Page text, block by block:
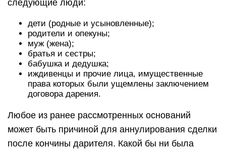
следующие люди:
дети (родные и усыновленные);
родители и опекуны;
муж (жена);
братья и сестры;
бабушка и дедушка;
иждивенцы и прочие лица, имущественные
права которых были ущемлены заключением
договора дарения.
Любое из ранее рассмотренных оснований
может быть причиной для аннулирования сделки
после кончины дарителя. Какой бы ни была